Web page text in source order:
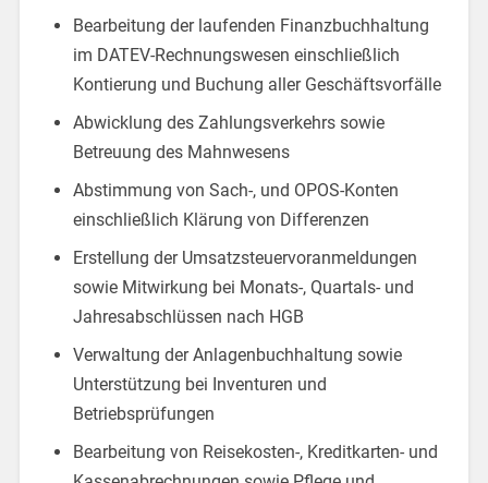
Bearbeitung der laufenden Finanzbuchhaltung
im DATEV-Rechnungswesen einschließlich
Kontierung und Buchung aller Geschäftsvorfälle
Abwicklung des Zahlungsverkehrs sowie
Betreuung des Mahnwesens
Abstimmung von Sach-, und OPOS-Konten
einschließlich Klärung von Differenzen
Erstellung der Umsatzsteuervoranmeldungen
sowie Mitwirkung bei Monats-, Quartals- und
Jahresabschlüssen nach HGB
Verwaltung der Anlagenbuchhaltung sowie
Unterstützung bei Inventuren und
Betriebsprüfungen
Bearbeitung von Reisekosten-, Kreditkarten- und